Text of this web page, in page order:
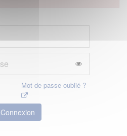
Mot de passe oublié ?
Connexion